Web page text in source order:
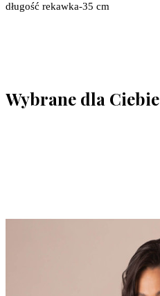
długość rekawka-35 cm
Wybrane dla Ciebie